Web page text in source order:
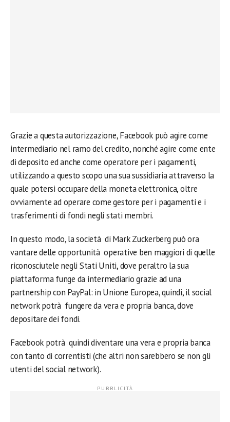
Grazie a questa autorizzazione, Facebook può agire come
intermediario nel ramo del credito, nonché agire come ente
di deposito ed anche come operatore per i pagamenti,
utilizzando a questo scopo una sua sussidiaria attraverso la
quale potersi occupare della moneta elettronica, oltre
ovviamente ad operare come gestore per i pagamenti e i
trasferimenti di fondi negli stati membri.
In questo modo, la società di Mark Zuckerberg può ora
vantare delle opportunità operative ben maggiori di quelle
riconosciutele negli Stati Uniti, dove peraltro la sua
piattaforma funge da intermediario grazie ad una
partnership con PayPal: in Unione Europea, quindi, il social
network potrà fungere da vera e propria banca, dove
depositare dei fondi.
Facebook potrà quindi diventare una vera e propria banca
con tanto di correntisti (che altri non sarebbero se non gli
utenti del social network).